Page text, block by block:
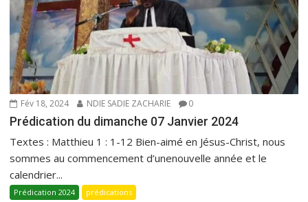
Fév 18, 2024 NDIE SADIE ZACHARIE 0
Prédication du dimanche 07 Janvier 2024
Textes : Matthieu 1 : 1-12 Bien-aimé en Jésus-Christ, nous
sommes au commencement d’unenouvelle année et le
calendrier...
Prédication 2024 prédications